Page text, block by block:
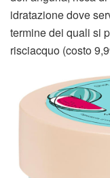
idratazione dove
termine dei quali si
risciacquo (costo